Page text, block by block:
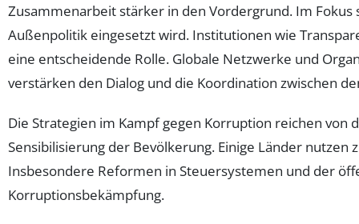
Zusammenarbeit stärker in den Vordergrund. Im
Außenpolitik eingesetzt wird. Institutionen wie
eine entscheidende Rolle. Globale Netzwerke und
verstärken den Dialog und die Koordination zwischen
Die Strategien im Kampf gegen Korruption reichen von
Sensibilisierung der Bevölkerung. Einige Länder
Insbesondere Reformen in Steuersystemen und der
Korruptionsbekämpfung.